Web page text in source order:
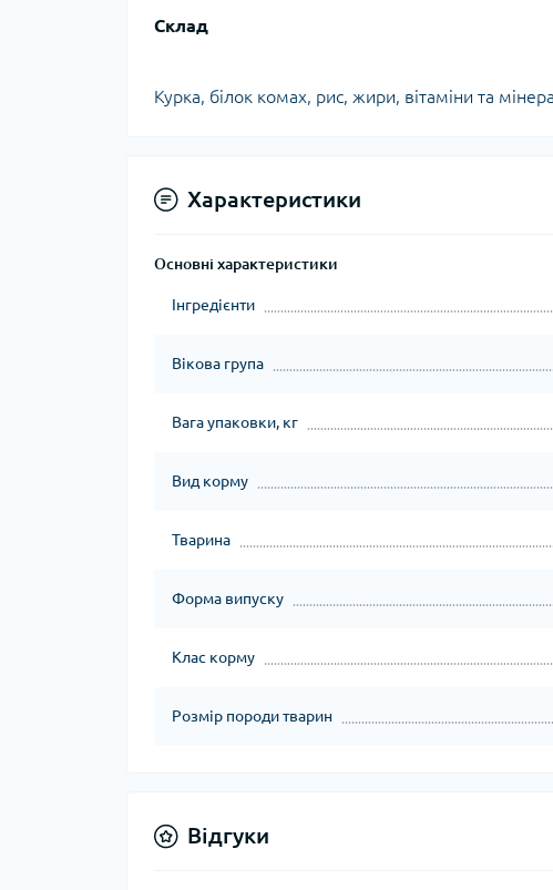
Склад
Курка, білок комах, рис, жири, вітаміни та
Характеристики
Основні характеристики
Інгредієнти
Вікова група
Вага упаковки, кг
Вид корму
Тварина
Форма випуску
Клас корму
Розмір породи тварин
Відгуки